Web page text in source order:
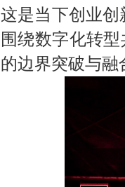
这是当下创业
围绕数字化转
的边界突破与